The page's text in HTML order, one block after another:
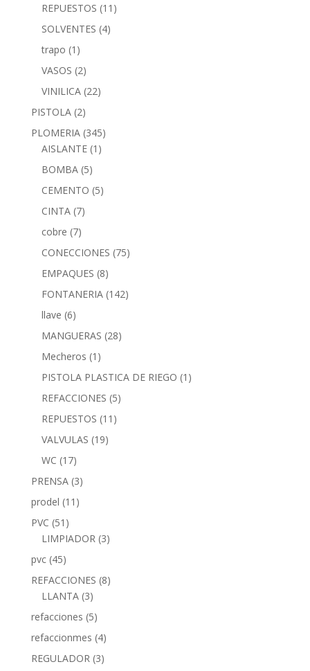
REPUESTOS (11)
SOLVENTES (4)
trapo (1)
VASOS (2)
VINILICA (22)
PISTOLA (2)
PLOMERIA (345)
AISLANTE (1)
BOMBA (5)
CEMENTO (5)
CINTA (7)
cobre (7)
CONECCIONES (75)
EMPAQUES (8)
FONTANERIA (142)
llave (6)
MANGUERAS (28)
Mecheros (1)
PISTOLA PLASTICA DE RIEGO (1)
REFACCIONES (5)
REPUESTOS (11)
VALVULAS (19)
WC (17)
PRENSA (3)
prodel (11)
PVC (51)
LIMPIADOR (3)
pvc (45)
REFACCIONES (8)
LLANTA (3)
refacciones (5)
refaccionmes (4)
REGULADOR (3)